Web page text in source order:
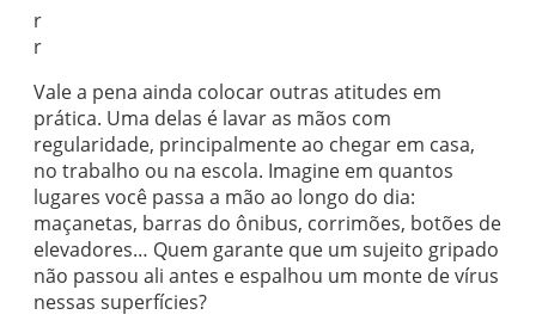
r
r
Vale a pena ainda colocar outras atitudes em
prática. Uma delas é lavar as mãos com
regularidade, principalmente ao chegar em casa,
no trabalho ou na escola. Imagine em quantos
lugares você passa a mão ao longo do dia:
maçanetas, barras do ônibus, corrimões, botões de
elevadores… Quem garante que um sujeito gripado
não passou ali antes e espalhou um monte de vírus
nessas superfícies?